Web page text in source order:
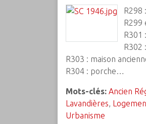
R298
R299
R301
R302
R303 : maison
R304 : porche…
Mots-clés: Ancien
Lavandières,
Urbanisme